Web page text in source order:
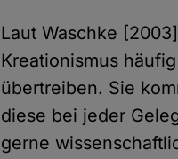
Laut Waschke
Kreationismus
übertreiben. Sie
diese bei jeder
gerne